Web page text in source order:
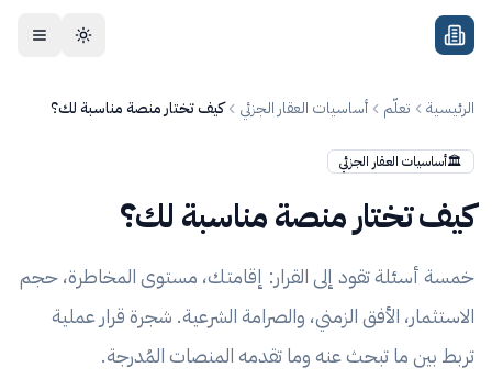
تجاوز إلى المحتوى
الرئيسية تعلّم أساسيات العقار الجزئي كيف تختار منصة مناسبة لك؟
🏛️أساسيات العقار الجزئي
كيف تختار منصة مناسبة لك؟
خمسة أسئلة تقود إلى القرار: إقامتك، مستوى المخاطرة، حجم
الاستثمار، الأفق الزمني، والصرامة الشرعية. شجرة قرار عملية
تربط بين ما تبحث عنه وما تقدمه المنصات المُدرجة.